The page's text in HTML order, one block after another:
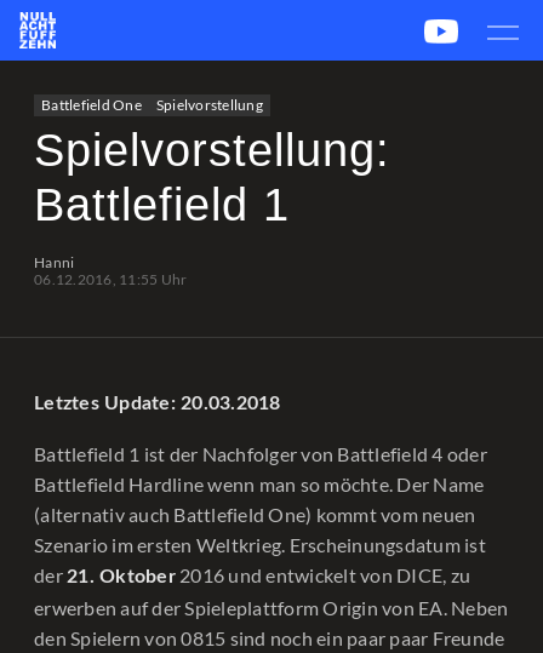
csstats.gg PUBG OP.GG
Battlefield One Spielvorstellung
Spielvorstellung:
Battlefield 1
Hanni
06.12.2016, 11:55 Uhr
Letztes Update: 20.03.2018
Battlefield 1 ist der Nachfolger von Battlefield 4 oder
Battlefield Hardline wenn man so möchte. Der Name
(alternativ auch Battlefield One) kommt vom neuen
Szenario im ersten Weltkrieg. Erscheinungsdatum ist
der 21. Oktober2016 und entwickelt von DICE, zu
erwerben auf der Spieleplattform Origin von EA. Neben
den Spielern von 0815 sind noch ein paar paar Freunde